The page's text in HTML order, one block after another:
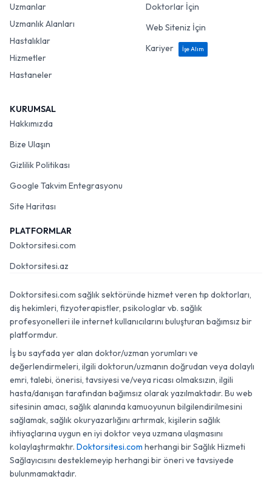
Uzmanlar
Uzmanlık Alanları
Hastalıklar
Hizmetler
Hastaneler
Doktorlar İçin
Web Siteniz İçin
Kariyer
İşe Alım
KURUMSAL
Hakkımızda
Bize Ulaşın
Gizlilik Politikası
Google Takvim Entegrasyonu
Site Haritası
PLATFORMLAR
Doktorsitesi.com
Doktorsitesi.az
Doktorsitesi.com sağlık sektöründe hizmet veren tıp doktorları,
diş hekimleri, fizyoterapistler, psikologlar vb. sağlık
profesyonelleri ile internet kullanıcılarını buluşturan bağımsız bir
platformdur.
İş bu sayfada yer alan doktor/uzman yorumları ve
değerlendirmeleri, ilgili doktorun/uzmanın doğrudan veya dolaylı
emri, talebi, önerisi, tavsiyesi ve/veya ricası olmaksızın, ilgili
hasta/danışan tarafından bağımsız olarak yazılmaktadır. Bu web
sitesinin amacı, sağlık alanında kamuoyunun bilgilendirilmesini
sağlamak, sağlık okuryazarlığını artırmak, kişilerin sağlık
ihtiyaçlarına uygun en iyi doktor veya uzmana ulaşmasını
kolaylaştırmaktır. Doktorsitesi.com herhangi bir Sağlık Hizmeti
Sağlayıcısını desteklemeyip herhangi bir öneri ve tavsiyede
bulunmamaktadır.